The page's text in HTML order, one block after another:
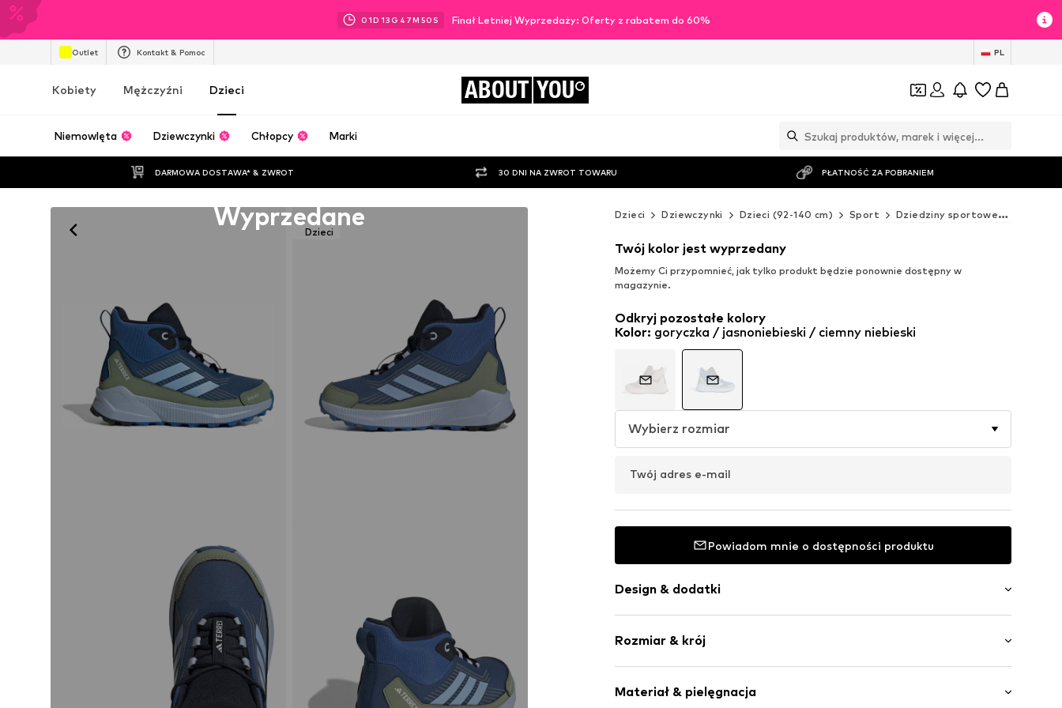
01D 13 G 47M 48 S Finał Letniej Wyprzedaży: Oferty z rabatem do 60%
Outlet Kontakt & Pomoc PL
Kobiety Mężczyźni Dzieci ABOUT YOU
Niemowlęta Dziewczynki Chłopcy Marki
DARMOWA DOSTAWA* & ZWROT 30 DNI NA ZWROT TOWARU PŁATNOŚĆ ZA POBRANIEM
Dzieci
Wyprzedane Dzieci Dziewczynki Dzieci (92-140 cm) Sport Dziedziny sportowe
Twój kolor jest wyprzedany
Możemy Ci przypomnieć, jak tylko produkt będzie ponownie dostępny w
magazynie.
Odkryj pozostałe kolory
Kolor: goryczka / jasnoniebieski / ciemny niebieski
Wybierz rozmiar
Twój adres e-mail
Powiadom mnie o dostępności produktu
Design & dodatki
Zaokrąglony czubek
Na wysokości kostki
Mix materiałów
Rozmiar & krój
Materiał & pielęgnacja